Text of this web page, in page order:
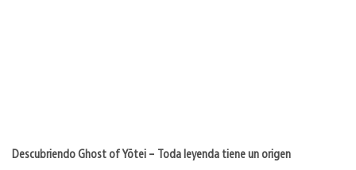
Descubriendo Ghost of Yōtei – Toda leyenda tiene un origen